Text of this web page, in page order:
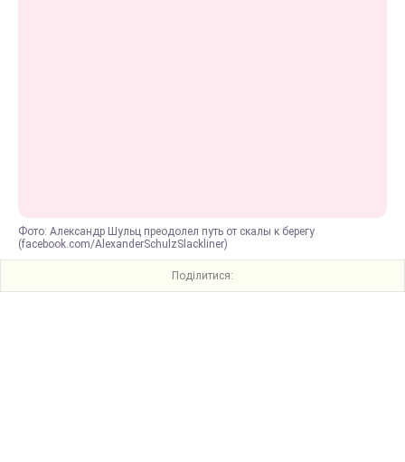
Фото: Александр Шульц преодолел путь от скалы к берегу
(facebook.com/AlexanderSchulzSlackliner)
Поділитися: